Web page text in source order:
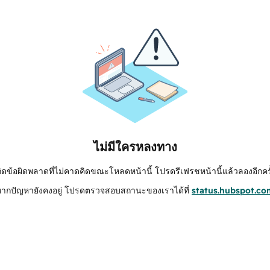
ไม่มีใครหลงทาง
ดข้อผิดพลาดที่ไม่คาดคิดขณะโหลดหน้านี้ โปรดรีเฟรชหน้านี้แล้วลองอีกค
กปัญหายังคงอยู่ โปรดตรวจสอบสถานะของเราได้ที่